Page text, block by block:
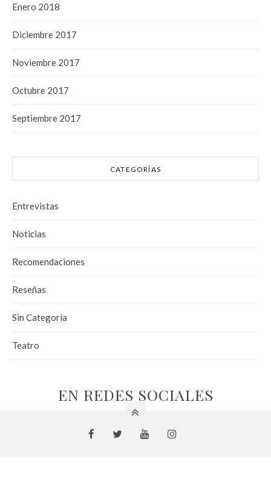
Enero 2018
Diciembre 2017
Noviembre 2017
Octubre 2017
Septiembre 2017
CATEGORÍAS
Entrevistas
Noticias
Recomendaciones
Reseñas
Sin Categoría
Teatro
EN REDES SOCIALES